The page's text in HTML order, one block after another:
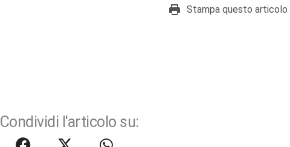
Stampa questo articolo
Condividi l'articolo su: